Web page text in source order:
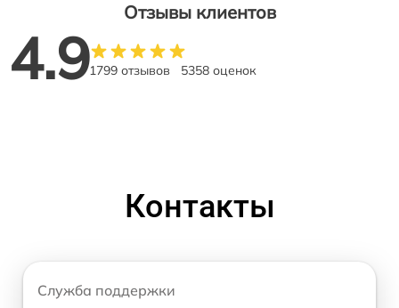
Отзывы клиентов
4.91799 отзывов 5358 оценок
Контакты
Служба поддержки